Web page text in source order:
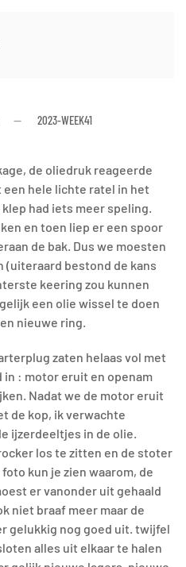
2023-WEEK41
de oliedruk reageerde
een hele lichte ratel in het
had iets meer speling.
en toen liep er een spoor
de bak. Dus we moesten
(uiteraard bestond de kans
keering zou kunnen
een olie wissel te doen
nieuwe ring.
zaten helaas vol met
: motor eruit en openam
Nadat we de motor eruit
de kop, ik verwachte
ijzerdeeltjes in de olie.
los te zitten en de stoter
kun je zien waarom, de
er vanonder uit gehaald
niet braaf meer maar de
gelukkig nog goed uit. twijfel
alles uit elkaar te halen